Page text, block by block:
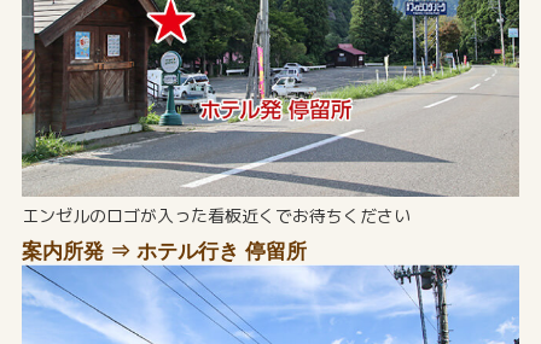
エンゼルのロゴが入った看板近くでお待ちください
案内所発 ⇒ ホテル行き 停留所